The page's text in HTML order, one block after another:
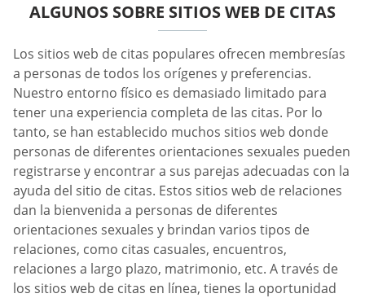
ALGUNOS SOBRE SITIOS WEB DE CITAS
Los sitios web de citas populares ofrecen membresías
a personas de todos los orígenes y preferencias.
Nuestro entorno físico es demasiado limitado para
tener una experiencia completa de las citas. Por lo
tanto, se han establecido muchos sitios web donde
personas de diferentes orientaciones sexuales pueden
registrarse y encontrar a sus parejas adecuadas con la
ayuda del sitio de citas. Estos sitios web de relaciones
dan la bienvenida a personas de diferentes
orientaciones sexuales y brindan varios tipos de
relaciones, como citas casuales, encuentros,
relaciones a largo plazo, matrimonio, etc. A través de
los sitios web de citas en línea, tienes la oportunidad